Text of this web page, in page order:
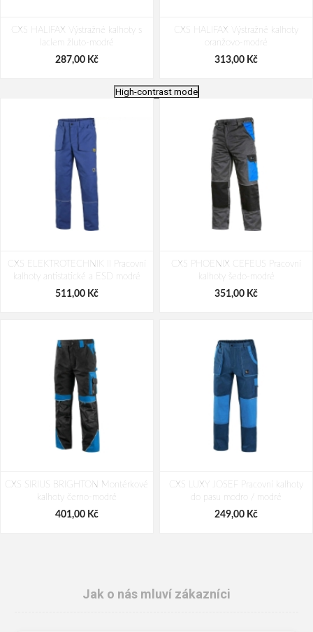
CXS HALIFAX Výstražné kalhoty s
laclem žluto-modré
287,00 Kč
CXS HALIFAX Výstražné kalhoty
oranžovo-modré
313,00 Kč
žluto / modré
521,00 Kč
laclem oranžovo-modré
287,00 Kč
High-contrast mode
CXS ELEKTROTECHNIK II Pracovní
kalhoty antistatické a ESD modré
511,00 Kč
CXS PHOENIX CEFEUS Pracovní
kalhoty šedo-modré
351,00 Kč
CXS SIRIUS BRIGHTON Montérkové
kalhoty černo-modré
401,00 Kč
CXS LUXY JOSEF Pracovní kalhoty
do pasu modro / modré
249,00 Kč
Jak o nás mluví zákazníci